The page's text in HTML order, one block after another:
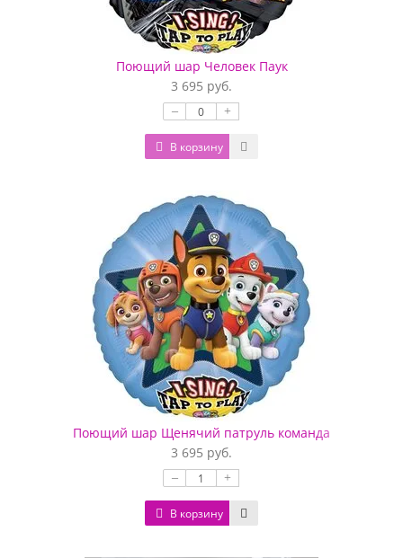
Поющий шар Человек Паук
3 695 руб.
– +
В корзину
Поющий шар Щенячий патруль команда
3 695 руб.
– +
В корзину